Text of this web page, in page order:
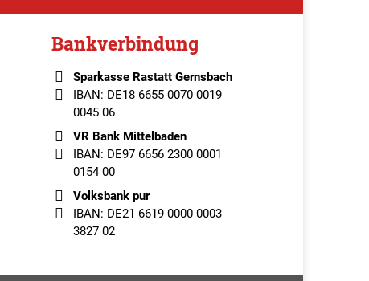
Bankverbindung
Sparkasse Rastatt Gernsbach
IBAN: DE18 6655 0070 0019
0045 06
VR Bank Mittelbaden
IBAN: DE97 6656 2300 0001
0154 00
Volksbank pur
IBAN: DE21 6619 0000 0003
3827 02